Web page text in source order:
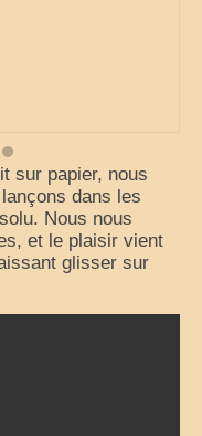
sur papier, nous
dans les
Nous nous
et le plaisir vient
glisser sur